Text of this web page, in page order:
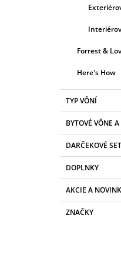
Forrest &
Here's How
TYP VÔNÍ
BYTOVÉ VÔNE
DARČEKOVÉ
DOPLNKY
AKCIE A
ZNAČKY